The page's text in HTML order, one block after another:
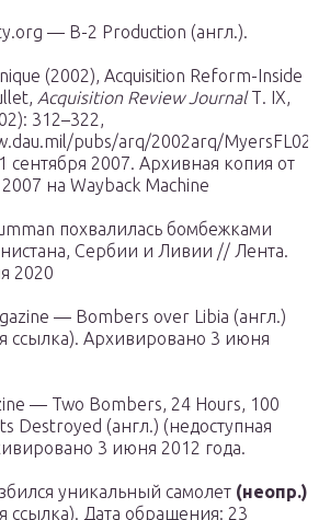
— B-2 Production (англ.).
(2002), Acquisition Reform-Inside
Acquisition Review JournalТ. IX,
312–322,
pubs/arq/2002arq/
сентября 2007. Архивная копия от
на Wayback Machine
похвалилась бомбежками
Сербии и Ливии // Лента.
2020
— Bombers over Libia (англ.)
ссылка). Архивировано 3 июня
— Two Bombers, 24 Hours, 100
Destroyed (англ.) (недоступная
3 июня 2012 года.
уникальный самолет (неопр.)
ссылка). Дата обращения: 23